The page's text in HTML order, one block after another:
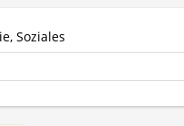
Soziales